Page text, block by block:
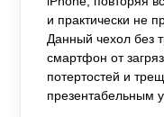
и практически не
Данный чехол без
смартфон от
потертостей и
презентабельным